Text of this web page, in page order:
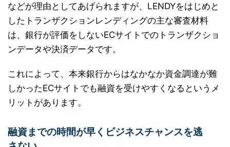
などが理由としてあげられますが、LENDYをはじめと
したトランザクションレンディングの主な審査材料
は、銀行が評価をしないECサイトでのトランザクショ
ンデータや決済データです。
これによって、本来銀行からはなかなか資金調達が難
しかったECサイトでも融資を受けやすくなるというメ
リットがあります。
融資までの時間が早くビジネスチャンスを逃